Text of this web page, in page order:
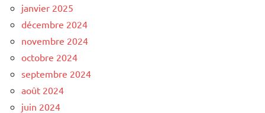
janvier 2025
décembre 2024
novembre 2024
octobre 2024
septembre 2024
août 2024
juin 2024